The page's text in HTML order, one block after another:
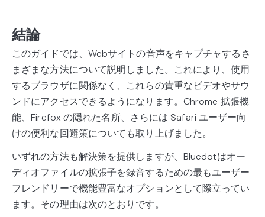
結論
このガイドでは、Webサイトの音声をキャプチャするさ
まざまな方法について説明しました。これにより、使用
するブラウザに関係なく、これらの貴重なビデオやサウ
ンドにアクセスできるようになります。Chrome 拡張機
能、Firefox の隠れた名所、さらには Safari ユーザー向
けの便利な回避策についても取り上げました。
いずれの方法も解決策を提供しますが、Bluedotはオー
ディオファイルの拡張子を録音するための最もユーザー
フレンドリーで機能豊富なオプションとして際立ってい
ます。その理由は次のとおりです。